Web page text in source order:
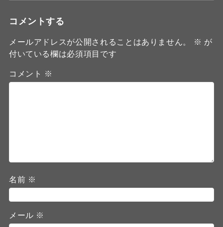
コメントする
メールアドレスが公開されることはありません。 ※ が
付いている欄は必須項目です
コメント ※
名前 ※
メール ※